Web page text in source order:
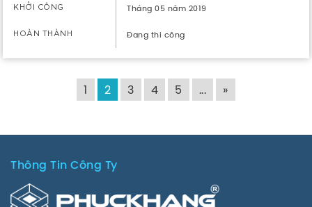
KHỞI CÔNG Tháng 05 năm 2019
HOÀN THÀNH Đang thi công
1 2 3 4 5 ... »
Thông Tin Công Ty